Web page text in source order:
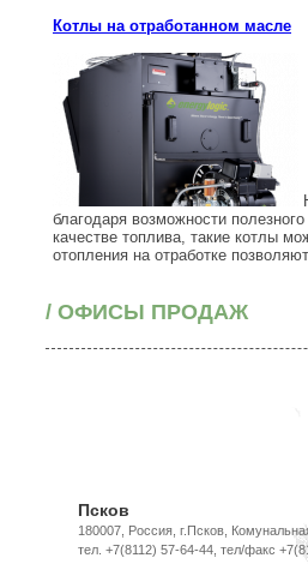
Котлы на отработанном масле
благодаря возможности
качестве топлива, такие котлы
отопления на отработке
/ ОФИСЫ ПРОДАЖ
Псков
180007, Россия, г.Псков,
тел. +7(8112) 57-64-44, тел/факс